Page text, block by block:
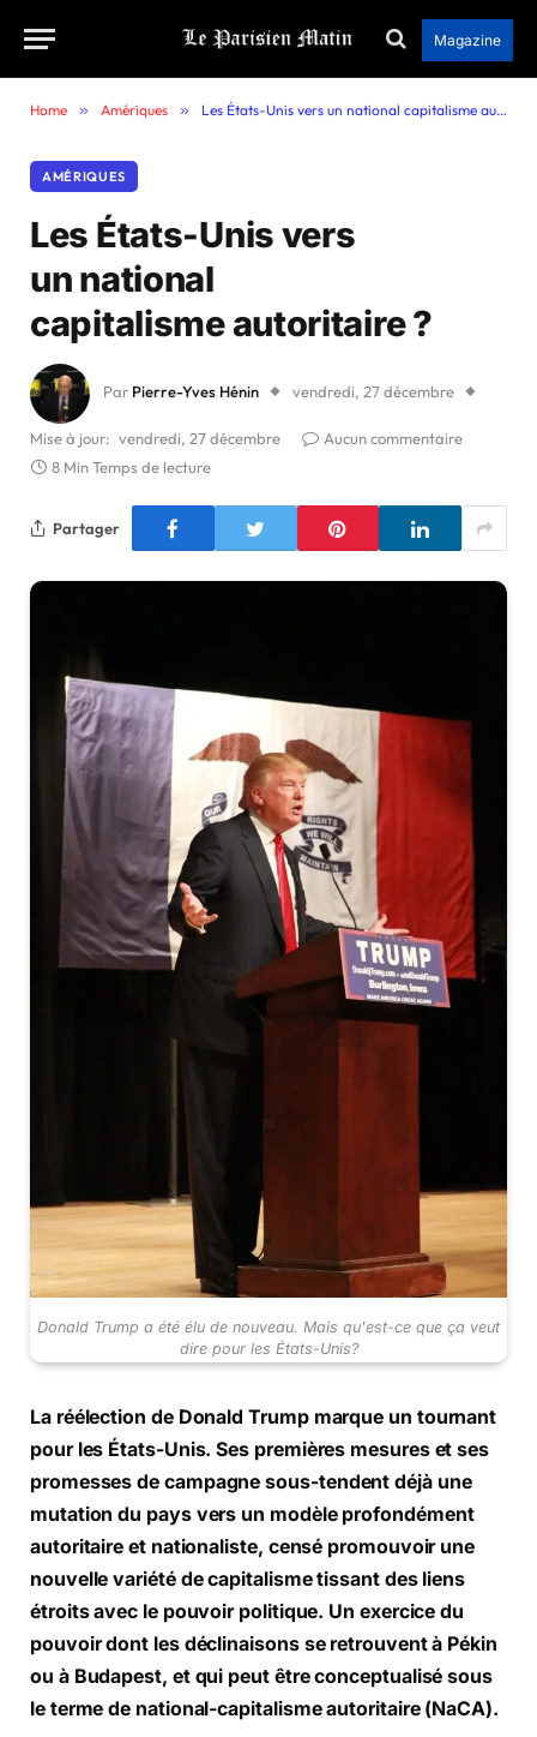
Magazine
Home » Amériques » Les États-Unis vers un national capitalisme autoritaire ?
AMÉRIQUES
Les États-Unis vers
un national
capitalisme autoritaire ?
Par Pierre-Yves Hénin vendredi, 27 décembre
Mise à jour: vendredi, 27 décembre
Aucun commentaire
8 Min Temps de lecture
Partager
Donald Trump a été élu de nouveau. Mais qu'est-ce que ça veut
dire pour les États-Unis?
La réélection de Donald Trump marque un tournant
pour les États-Unis. Ses premières mesures et ses
promesses de campagne sous-tendent déjà une
mutation du pays vers un modèle profondément
autoritaire et nationaliste, censé promouvoir une
nouvelle variété de capitalisme tissant des liens
étroits avec le pouvoir politique. Un exercice du
pouvoir dont les déclinaisons se retrouvent à Pékin
ou à Budapest, et qui peut être conceptualisé sous
le terme de national-capitalisme autoritaire (NaCA).